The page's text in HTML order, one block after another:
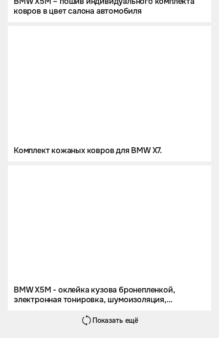
ковров в цвет салона автомобиля
Комплект кожаных ковров для BMW X7.
BMW X5M - оклейка кузова бронепленкой,
электронная тонировка, шумоизоляция,
Показать ещё